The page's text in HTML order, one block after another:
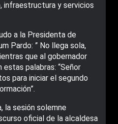
infraestructura y servicios
a la Presidenta de
Pardo: ” No llega sola,
que al gobernador
palabras: “Señor
para iniciar el segundo
la sesión solemne
oficial de la alcaldesa